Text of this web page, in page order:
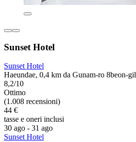
Sunset Hotel
Sunset Hotel
Haeundae, 0,4 km da Gunam-ro 8beon-gil
8,2/10
Ottimo
(1.008 recensioni)
44 €
tasse e oneri inclusi
30 ago - 31 ago
Sunset Hotel